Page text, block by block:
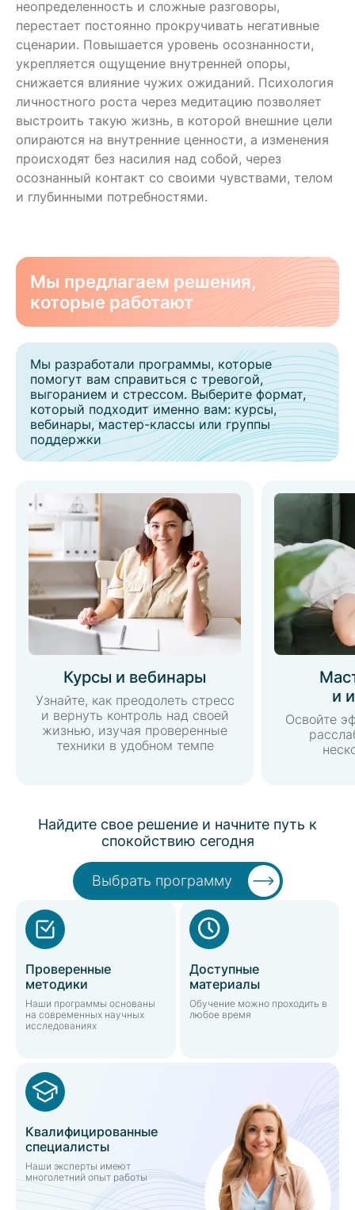
неопределенность и сложные разговоры,
перестает постоянно прокручивать негативные
сценарии. Повышается уровень осознанности,
укрепляется ощущение внутренней опоры,
снижается влияние чужих ожиданий. Психология
личностного роста через медитацию позволяет
выстроить такую жизнь, в которой внешние цели
опираются на внутренние ценности, а изменения
происходят без насилия над собой, через
осознанный контакт со своими чувствами, телом
и глубинными потребностями.
Мы предлагаем решения,
которые работают
Мы разработали программы, которые
помогут вам справиться с тревогой,
выгоранием и стрессом. Выберите формат,
который подходит именно вам: курсы,
вебинары, мастер-классы или группы
поддержки
Курсы и вебинары
Узнайте, как преодолеть стресс
и вернуть контроль над своей
жизнью, изучая проверенные
техники в удобном темпе
и
Освойте
Найдите свое решение и начните путь к
спокойствию сегодня
Выбрать программу
Проверенные
методики
Наши программы основаны
на современных научных
исследованиях
Квалифицированные
специалисты
Наши эксперты имеют
многолетний опыт работы
Доступные
материалы
Обучение можно проходить в
любое время